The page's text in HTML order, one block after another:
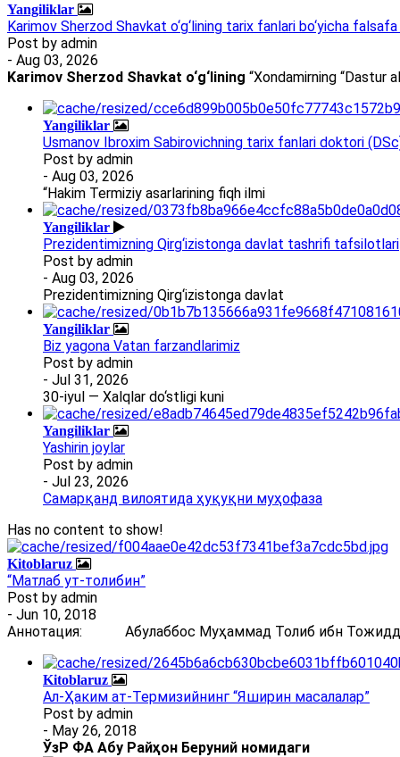
Yangiliklar
Karimov Sherzod Shavkat o‘g‘lining tarix fanlari bo‘yicha
Post by admin
- Aug 03, 2026
Karimov Sherzod Shavkat o‘g‘lining “Xondamirning “Dastur
Yangiliklar
Usmanov Ibroxim Sabirovichning tarix fanlari doktori
Post by admin
- Aug 03, 2026
“Hakim Termiziy asarlarining fiqh ilmi
Yangiliklar
Prezidentimizning Qirg‘izistonga davlat tashrifi tafsilotlari
Post by admin
- Aug 03, 2026
Prezidentimizning Qirg‘izistonga davlat
Yangiliklar
Biz yagona Vatan farzandlarimiz
Post by admin
- Jul 31, 2026
30-iyul — Xalqlar do‘stligi kuni
Yangiliklar
Yashirin joylar
Post by admin
- Jul 23, 2026
Самарқанд вилоятида ҳуқуқни муҳофаза
Has no content to show!
Kitoblaruz
“Матлаб ут-толибин”
Post by admin
- Jun 10, 2018
Аннотация: Абулаббос Муҳаммад Толиб ибн
Kitoblaruz
Ал-Ҳаким ат-Термизийнинг “Яширин масалалар”
Post by admin
- May 26, 2018
ЎзР ФА Абу Райҳон Беруний номидаги